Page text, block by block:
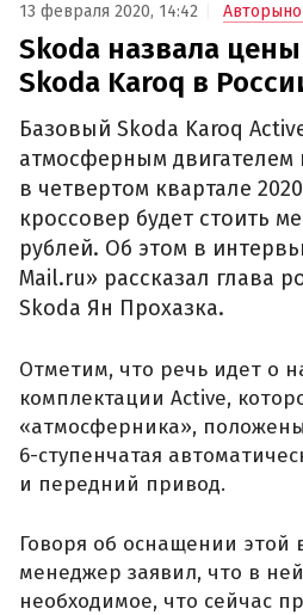
13 февраля 2020, 14:42
Skoda назвала
Skoda Karoq в
Базовый Skoda Karoq
атмосферным двигателем
в четвертом квартале
кроссовер будет стоить
рублей. Об этом в
Mail.ru» рассказал глава
Skoda Ян Прохазка.
Отметим, что речь идет о
комплектации Active,
«атмосферника»,
6-ступенчатая
и передний привод.
Говоря об оснащении этой
менеджер заявил, что в
необходимое, что сейчас